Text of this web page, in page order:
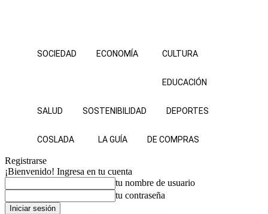
SOCIEDAD ECONOMÍA CULTURA
EDUCACIÓN
SALUD SOSTENIBILIDAD DEPORTES
COSLADA LA GUÍA DE COMPRAS
Registrarse
¡Bienvenido! Ingresa en tu cuenta
tu nombre de usuario
tu contraseña